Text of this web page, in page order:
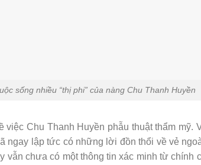
sống nhiều “thị phi” của nàng Chu Thanh Huyền
việc Chu Thanh Huyền phẫu thuật thẩm mỹ.
ngay lập tức có những lời đồn thổi về vẻ
vẫn chưa có một thông tin xác minh từ chính